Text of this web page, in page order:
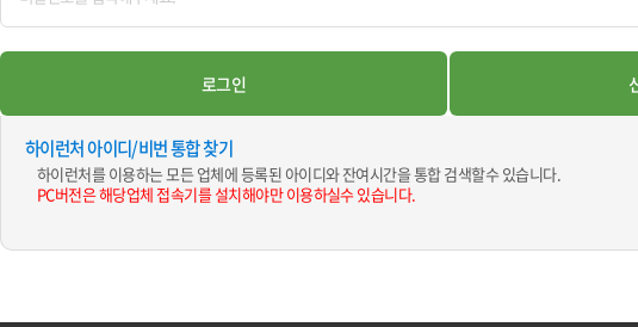
하이런처 아이디/비번 통합 찾기
하이런처를 이용하는 모든 업체에 등록된 아이디와 잔여시간을 통합 검색할수 있습니다.
PC버전은 해당업체 접속기를 설치해야만 이용하실수 있습니다.